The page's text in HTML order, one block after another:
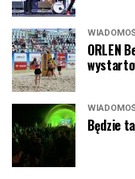
ORLEN
Będzie